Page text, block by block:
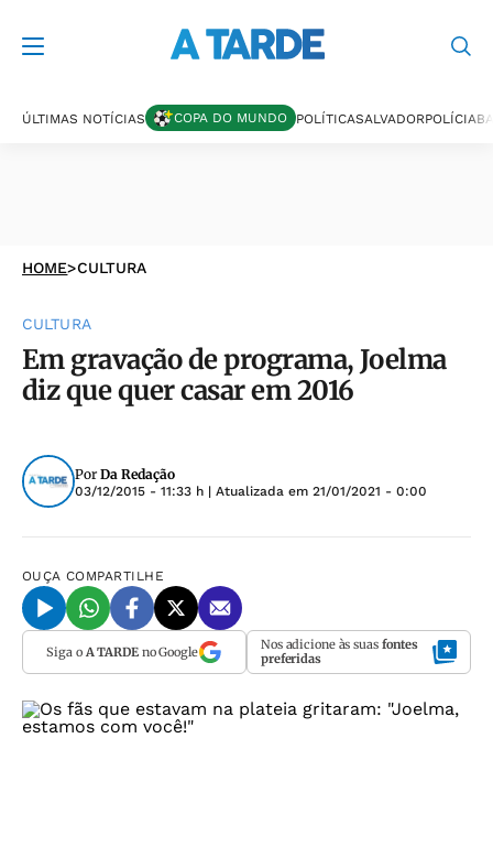
ÚLTIMAS NOTÍCIAS COPA DO MUNDO POLÍTICASALVADORPOLÍCIA
HOME>CULTURA
CULTURA
Em gravação de programa, Joelma
diz que quer casar em 2016
Por Da Redação
03/12/2015 - 11:33 h | Atualizada em 21/01/2021 - 0:00
OUÇA COMPARTILHE
Siga o A TARDEno Google Nos adicione às suas fontes
preferidas